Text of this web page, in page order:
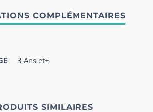
3 Ans et+
SIMILAIRES